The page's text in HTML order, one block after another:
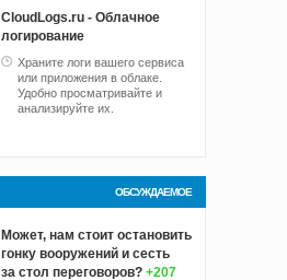
CloudLogs.ru - Облачное
логирование
Храните логи вашего сервиса
или приложения в облаке.
Удобно просматривайте и
анализируйте их.
ОБСУЖДАЕМОЕ
Может, нам стоит остановить
гонку вооружений и сесть
за стол переговоров? +207